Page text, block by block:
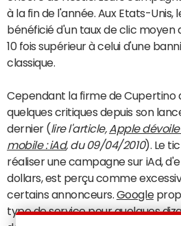
à la fin de l'année. Aux Etats-
bénéficié d'un taux de clic moyen
10 fois supérieur à celui d'une
classique.
Cependant la firme de Cupertino
quelques critiques depuis son
dernier (lire l'article, Apple
mobile : iAd, du 09/04/2010). Le
réaliser une campagne sur iAd,
dollars, est perçu comme
certains annonceurs. Google
type de service pour quelques